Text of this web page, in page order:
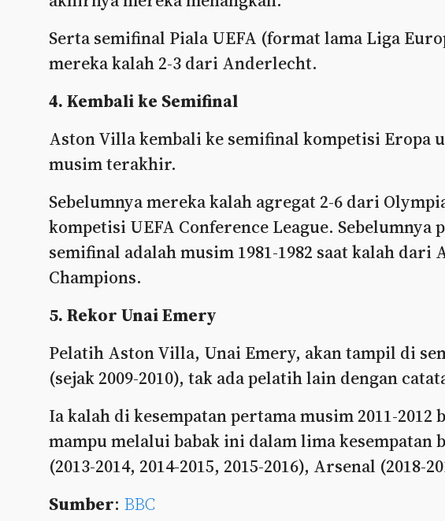
Serta semifinal Piala UEFA (format lama Liga
mereka kalah 2-3 dari Anderlecht.
4. Kembali ke Semifinal
Aston Villa kembali ke semifinal kompetisi Eropa
musim terakhir.
Sebelumnya mereka kalah agregat 2-6 dari
kompetisi UEFA Conference League.
semifinal adalah musim 1981-1982 saat kalah
Champions.
5. Rekor Unai Emery
Pelatih Aston Villa, Unai Emery, akan tampil di
(sejak 2009-2010), tak ada pelatih lain dengan
Ia kalah di kesempatan pertama musim 2011-2012
mampu melalui babak ini dalam lima kesempatan
(2013-2014, 2014-2015, 2015-2016), Arsenal (2018-
Sumber: BBC